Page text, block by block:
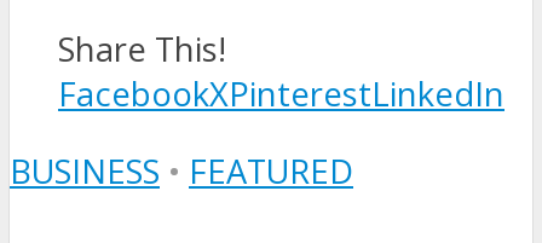
Share This!
FacebookXPinterestLinkedIn
BUSINESS • FEATURED